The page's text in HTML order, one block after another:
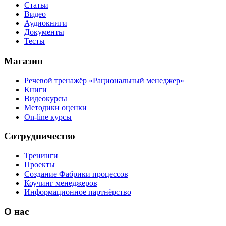
Статьи
Видео
Аудиокниги
Документы
Тесты
Магазин
Речевой тренажёр «Рациональный менеджер»
Книги
Видеокурсы
Методики оценки
On-line курсы
Сотрудничество
Тренинги
Проекты
Создание Фабрики процессов
Коучинг менеджеров
Информационное партнёрство
О нас